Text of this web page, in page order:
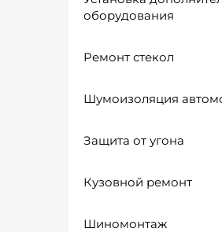
оборудования
Ремонт стекол
Шумоизоляция
Защита от угона
Кузовной ремонт
Шиномонтаж